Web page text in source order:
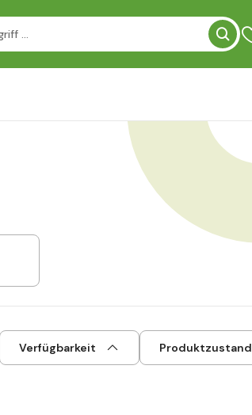
Verfügbarkeit Produktzustand